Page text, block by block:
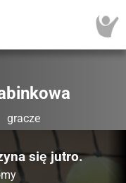
gracze
się jutro.